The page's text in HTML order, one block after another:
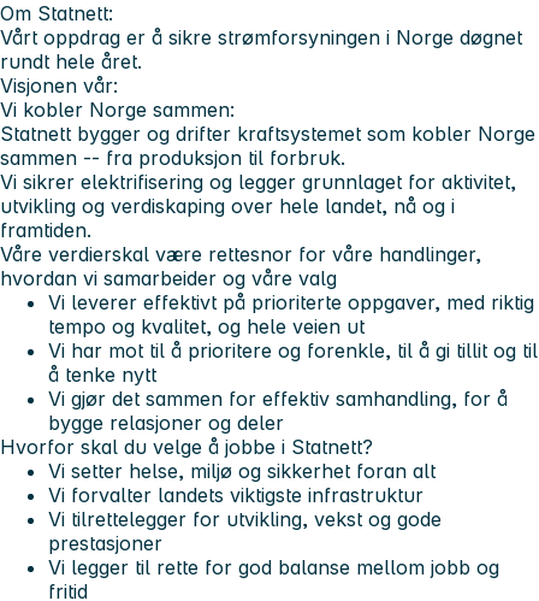
Om Statnett:
Vårt oppdrag er å sikre strømforsyningen i Norge døgnet
rundt hele året.
Visjonen vår:
Vi kobler Norge sammen:
Statnett bygger og drifter kraftsystemet som kobler Norge
sammen -- fra produksjon til forbruk.
Vi sikrer elektrifisering og legger grunnlaget for aktivitet,
utvikling og verdiskaping over hele landet, nå og i
framtiden.
Våre verdierskal være rettesnor for våre handlinger,
hvordan vi samarbeider og våre valg
Vi leverer effektivt på prioriterte oppgaver, med riktig
tempo og kvalitet, og hele veien ut
Vi har mot til å prioritere og forenkle, til å gi tillit og til
å tenke nytt
Vi gjør det sammen for effektiv samhandling, for å
bygge relasjoner og deler
Hvorfor skal du velge å jobbe i Statnett?
Vi setter helse, miljø og sikkerhet foran alt
Vi forvalter landets viktigste infrastruktur
Vi tilrettelegger for utvikling, vekst og gode
prestasjoner
Vi legger til rette for god balanse mellom jobb og
fritid